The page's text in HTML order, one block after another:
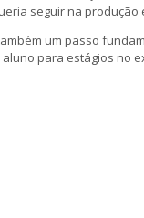
seguir na
um passo
para estágios no